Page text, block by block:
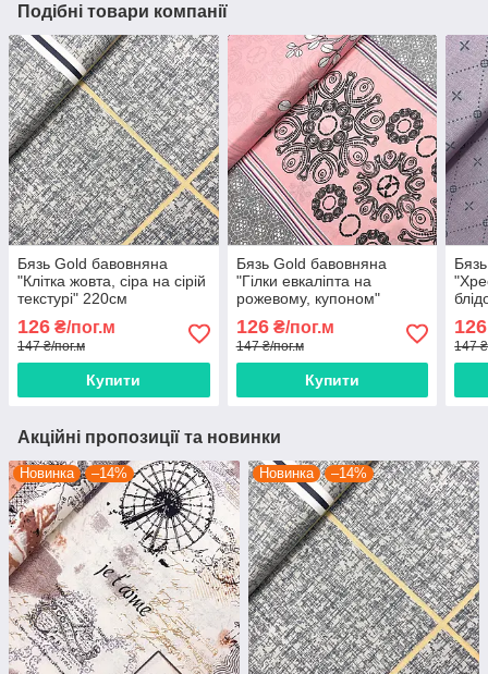
Подібні товари компанії
Бязь Gold бавовняна
"Клітка жовта, сіра на сірій
текстурі" 220см
126 ₴/пог.м
147 ₴/пог.м
Купити
Бязь Gold бавовняна
"Гілки евкаліпта на
рожевому, купоном"
126₴/пог.м
147 ₴/пог.м
Купити
126
147
Акційні пропозиції та новинки
Новинка –14% Новинка –14%